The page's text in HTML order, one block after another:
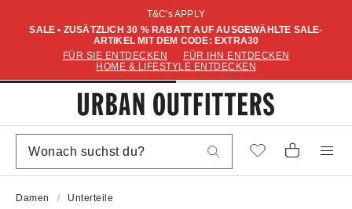
T&C's APPLY
SALE • ZUSÄTZLICH 30 % RABATT AUF AUSGEWÄHLTE SALE-
ARTIKEL MIT DEM CODE: EXTRA30
FÜR SIE ENTDECKEN
FÜR IHN ENTDECKEN
HOME & LIFESTYLE ENTDECKEN
Damen Unterteile